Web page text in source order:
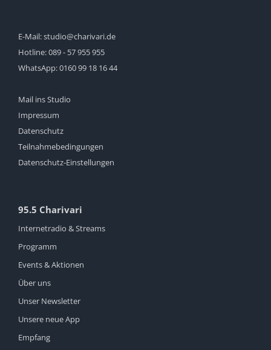
E-Mail:studio@charivari.de
Hotline:089 - 57 955 955
WhatsApp:0160 99 18 16 44
Mail ins Studio
Impressum
Datenschutz
Teilnahmebedingungen
Datenschutz-Einstellungen
95.5 Charivari
Internetradio & Streams
Programm
Events & Aktionen
Über uns
Unser Newsletter
Unsere neue App
Empfang